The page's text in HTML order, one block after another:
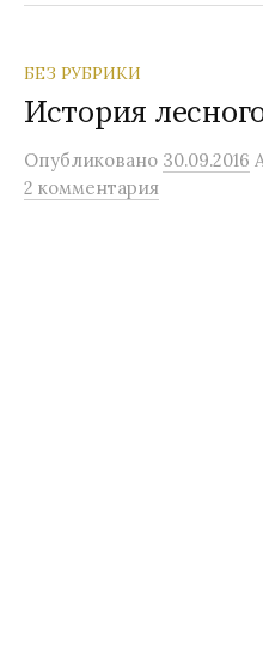
БЕЗ РУБРИКИ
История
Опубликовано 30.09.2016
2 комментария